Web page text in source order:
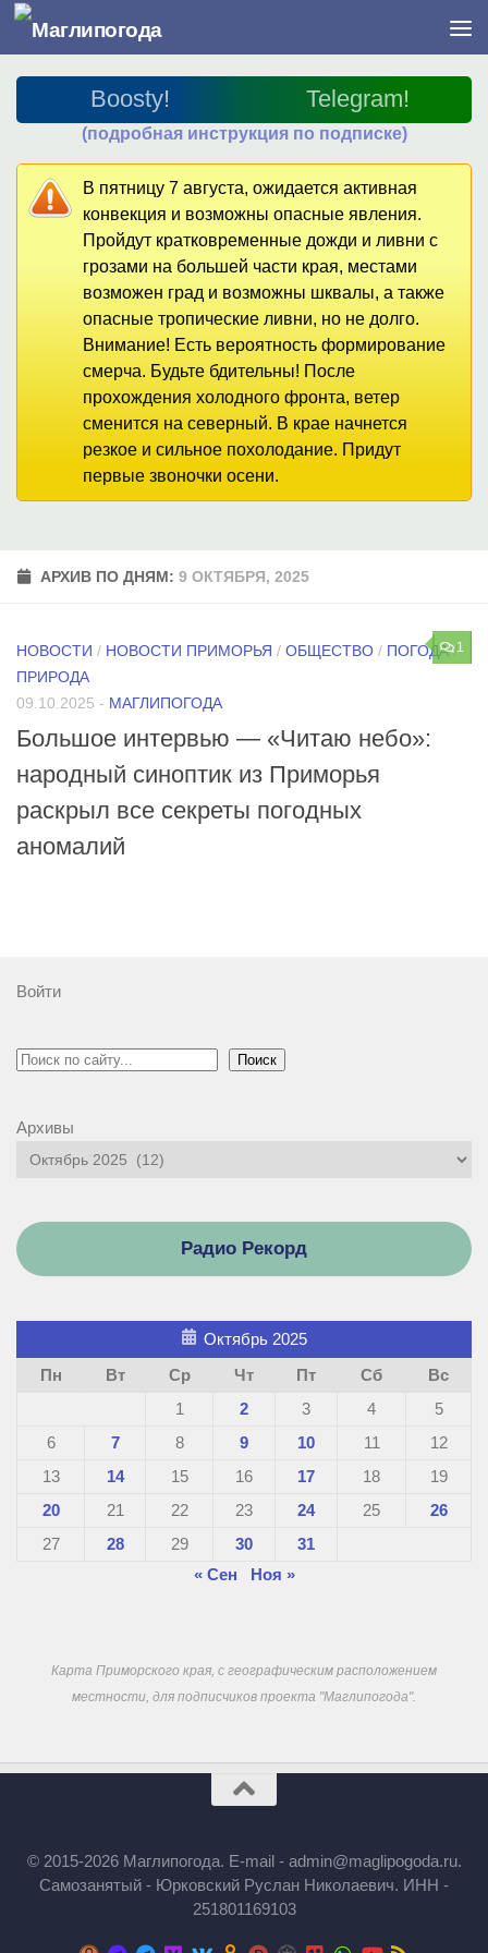
Перейти к содержимому
Boosty! Telegram!
(подробная инструкция по подписке)
В пятницу 7 августа, ожидается активная
конвекция и возможны опасные явления.
Пройдут кратковременные дожди и ливни с
грозами на большей части края, местами
возможен град и возможны шквалы, а также
опасные тропические ливни, но не долго.
Внимание! Есть вероятность формирование
смерча. Будьте бдительны! После
прохождения холодного фронта, ветер
сменится на северный. В крае начнется
резкое и сильное похолодание. Придут
первые звоночки осени.
АРХИВ ПО ДНЯМ: 9 ОКТЯБРЯ, 2025
1
НОВОСТИ / НОВОСТИ ПРИМОРЬЯ / ОБЩЕСТВО / ПОГОДА/
ПРИРОДА
09.10.2025 - МАГЛИПОГОДА
Большое интервью — «Читаю небо»:
народный синоптик из Приморья
раскрыл все секреты погодных
аномалий
Войти
Поиск Поиск
Архивы
Радио Рекорд
Октябрь 2025
Пн
Вт Ср Чт Пт Сб
Вс
1
2 3 4
5
6
7 8 9 10 11
12
13
14 15 16 17 18
19
20
21 22 23 24 25
26
27
28 29 30
31
« Сен
Ноя »
Карта Приморского края, с географическим расположением
местности, для подписчиков проекта "Маглипогода".
© 2015-2026 Маглипогода. E-mail - admin@maglipogoda.ru.
Самозанятый - Юрковский Руслан Николаевич. ИНН -
251801169103